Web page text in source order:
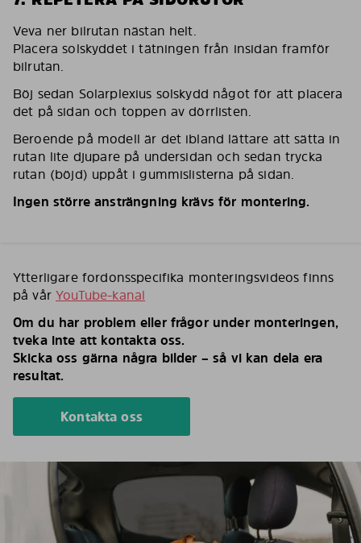
Veva ner bilrutan nästan helt.
Placera solskyddet i tätningen från insidan framför
bilrutan.
Böj sedan Solarplexius solskydd något för att placera
det på sidan och toppen av dörrlisten.
Beroende på modell är det ibland lättare att sätta in
rutan lite djupare på undersidan och sedan trycka
rutan (böjd) uppåt i gummislisterna på sidan.
Ingen större ansträngning krävs för montering.
Ytterligare fordonsspecifika monteringsvideos finns
på vårYouTube-kanal
Om du har problem eller frågor under monteringen,
tveka inte att kontakta oss.
Skicka oss gärna några bilder – så vi kan dela era
resultat.
Kontakta oss